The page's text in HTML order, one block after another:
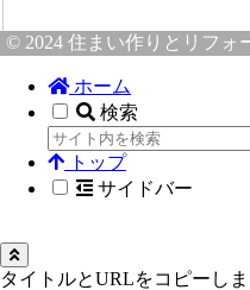
© 2024 住まい作りとリフォ
ホーム
検索
トップ
サイドバー
タイトルとURLをコピーし